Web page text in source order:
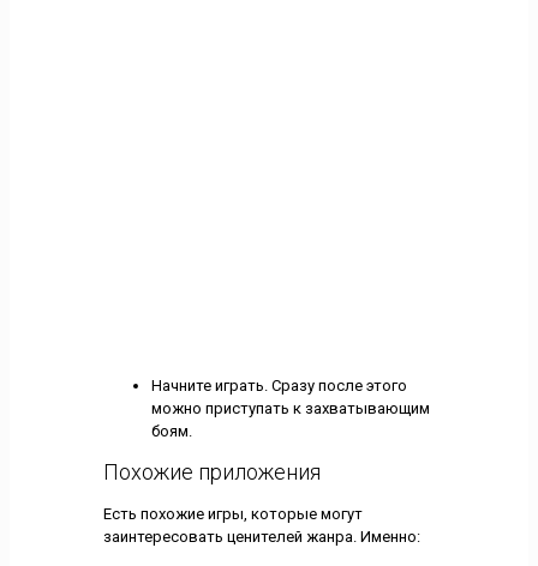
Начните играть. Сразу после этого
можно приступать к захватывающим
боям.
Похожие приложения
Есть похожие игры, которые могут
заинтересовать ценителей жанра. Именно: